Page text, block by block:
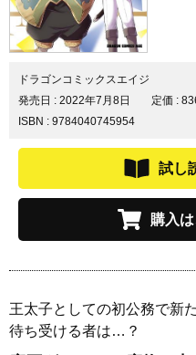
ドラゴンコミックスエイジ
発売日 : 2022年7月8日 定価 :
ISBN : 9784040745954
試し
購入
王太子としての初公務で新
待ち受ける者は…？